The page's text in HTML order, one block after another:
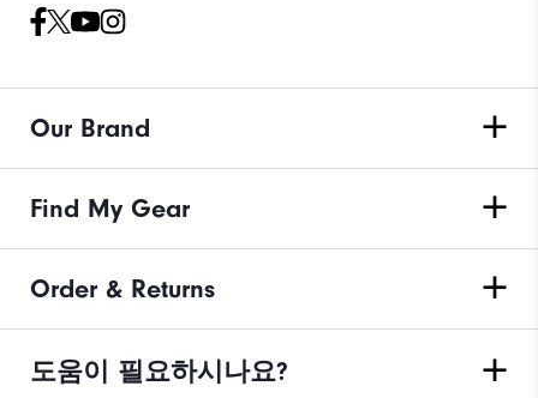
Our Brand
Find My Gear
Order & Returns
도움이 필요하시나요?